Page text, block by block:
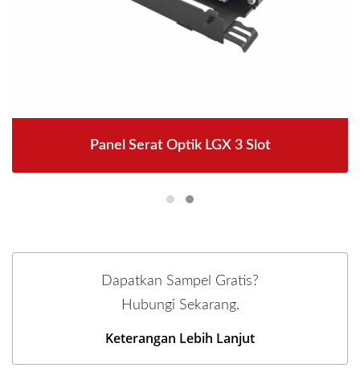
Panel Serat Optik LGX 3 Slot
Dapatkan Sampel Gratis?
Hubungi Sekarang.
Keterangan Lebih Lanjut